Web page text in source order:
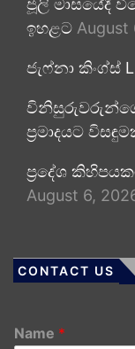
ජූලි මාසයේදී
ඉහළට August
ජැෆ්නා කිංග්ස්
විනිසුරුවරුන්ගේ
ප්‍රමාදයට
ප්‍රදේශ
August 6,
CONTACT US
Name *